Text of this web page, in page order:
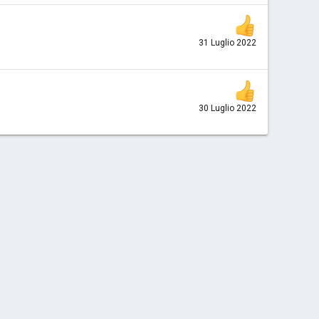
31 Luglio 2022
30 Luglio 2022